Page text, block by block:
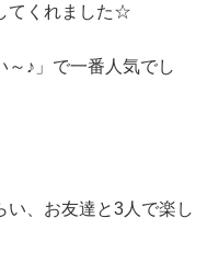
てくれました☆
～♪」で一番人気でし
い、お友達と3人で楽し